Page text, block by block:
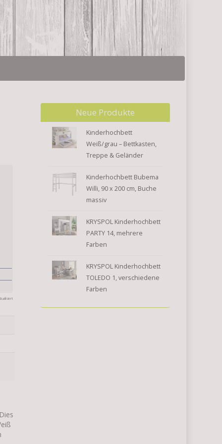
Neue Produkte
Kinderhochbett
Weiß/grau – Bettkasten,
Treppe & Geländer
Kinderhochbett Bubema
Willi, 90 x 200 cm, Buche
massiv
KRYSPOL Kinderhochbett
PARTY 14, mehrere
Farben
KRYSPOL Kinderhochbett
TOLEDO 1, verschiedene
Farben